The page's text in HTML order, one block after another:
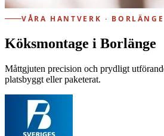
VÅRA HANTVERK · BORLÄNGE
Köksmontage i Borlänge
Måttgjuten precision och prydligt
platsbyggt eller paketerat.